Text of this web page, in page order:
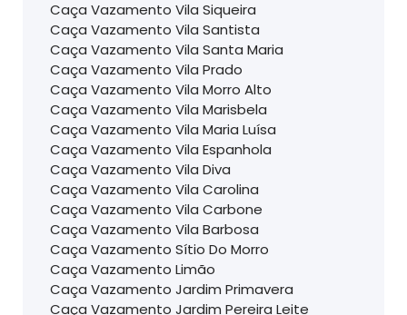
Caça Vazamento Vila Siqueira
Caça Vazamento Vila Santista
Caça Vazamento Vila Santa Maria
Caça Vazamento Vila Prado
Caça Vazamento Vila Morro Alto
Caça Vazamento Vila Marisbela
Caça Vazamento Vila Maria Luísa
Caça Vazamento Vila Espanhola
Caça Vazamento Vila Diva
Caça Vazamento Vila Carolina
Caça Vazamento Vila Carbone
Caça Vazamento Vila Barbosa
Caça Vazamento Sítio Do Morro
Caça Vazamento Limão
Caça Vazamento Jardim Primavera
Caça Vazamento Jardim Pereira Leite